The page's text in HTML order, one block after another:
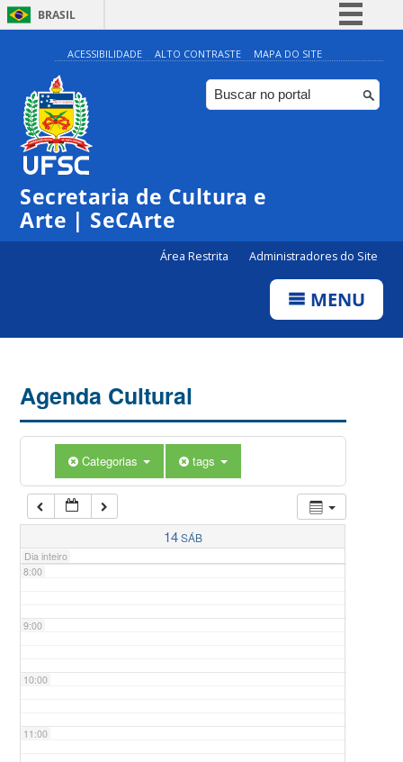
BRASIL
Simplifique!
Comunica BR
Participe
ACESSIBILIDADE ALTO CONTRASTE MAPA DO SITE
Secretaria de Cultura e
Arte | SeCArte
Área Restrita Administradores do Site
MENU
Agenda Cultural
Categorias tags
14SÁB
Dia inteiro
0:00
1:00
5:00
7:00
8:00
9:00
10:00
11:00